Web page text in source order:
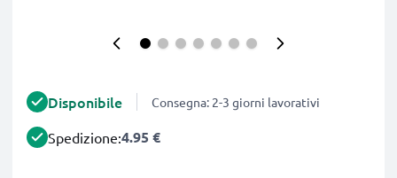
Disponibile Consegna: 2-3 giorni lavorativi
Spedizione:4.95 €